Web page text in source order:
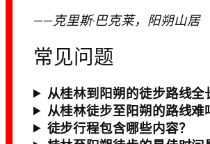
——克里斯·巴克莱，阳朔山居
常见问题
从桂林到阳朔的徒步路线全
从桂林徒步至阳朔的路线难
徒步行程包含哪些内容？